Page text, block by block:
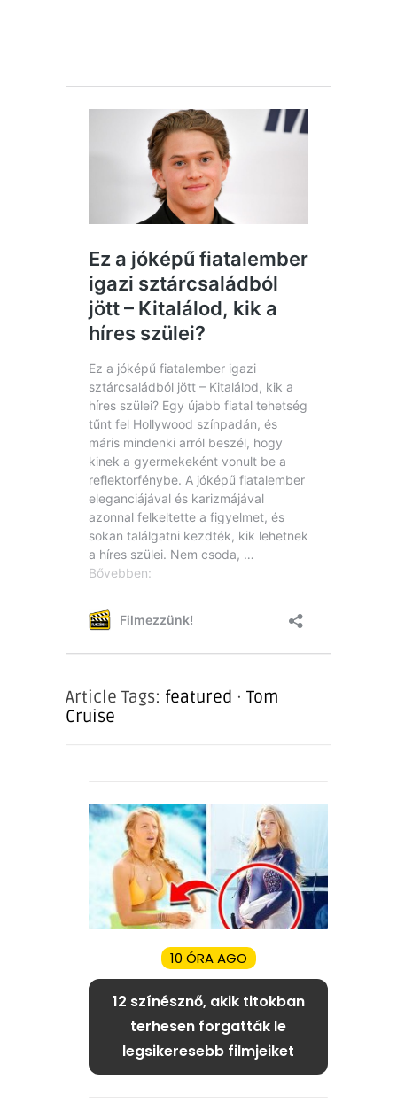
Article Tags: featured · Tom
Cruise
10 ÓRA AGO
12 színésznő, akik titokban
terhesen forgatták le
legsikeresebb filmjeiket